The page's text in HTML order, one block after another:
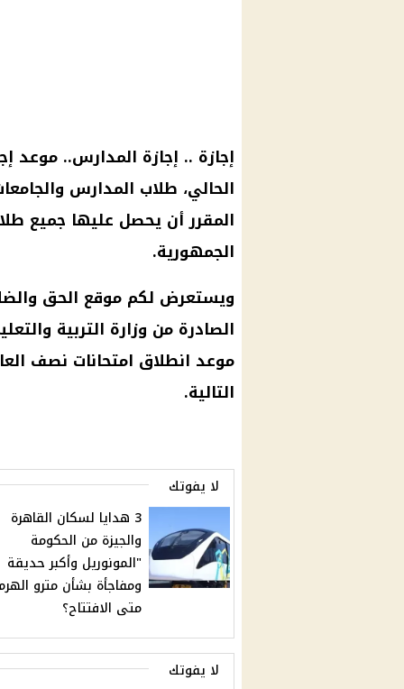
إجازة .. إجازة المدارس.. موعد
الحالي، طلاب المدارس
المقرر أن يحصل عليها جميع
الجمهورية.
ويستعرض لكم موقع الحق
الصادرة من وزارة التربية
موعد انطلاق امتحانات نصف
التالية.
لا يفوتك
3 هدايا لسكان القاهرة
والجيزة من الحكومة
"المونوريل وأكبر حديقة
ومفاجأة بشأن مترو
متى الافتتاح؟
لا يفوتك